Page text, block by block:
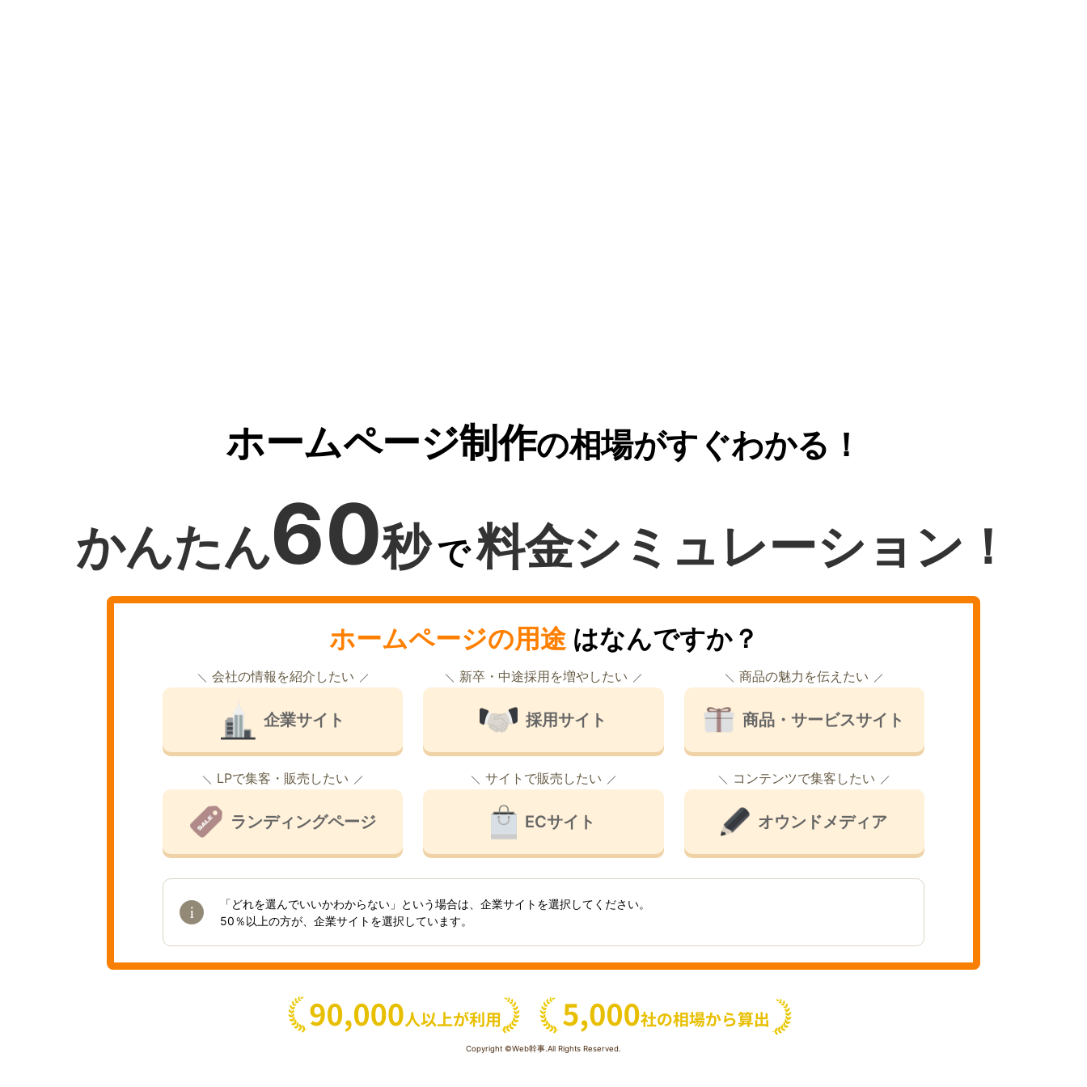
ホームページ制作の相場がすぐわかる！
かんたん60秒で料金シミュレーション！
ホームページの用途はなんですか？
会社の情報を紹介したい
企業サイト
新卒・中途採用を増やしたい
採用サイト
商品の魅力を伝えたい
商品・サービスサイト
LPで集客・販売したい
ランディングページ
サイトで販売したい
ECサイト
コンテンツで集客したい
オウンドメディア
「どれを選んでいいかわからない」という場合は、企業サイトを選択してください。
50％以上の方が、企業サイトを選択しています。
Copyright ©Web幹事.All Rights Reserved.